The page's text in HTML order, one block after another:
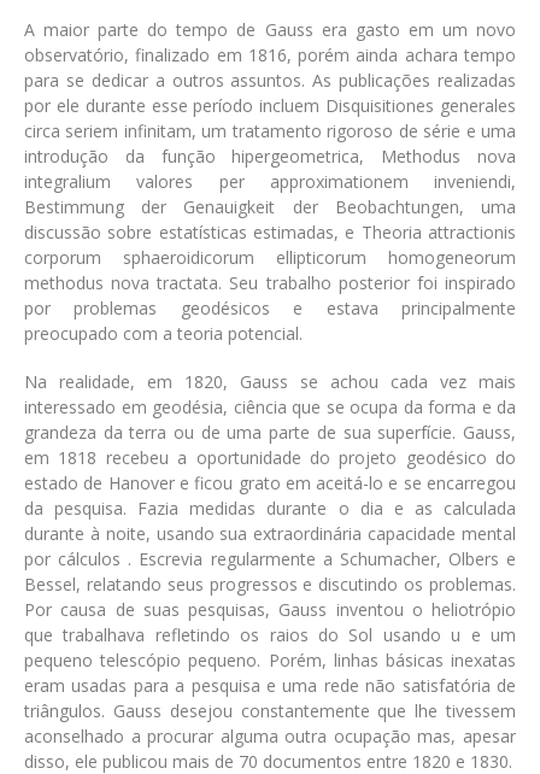
A maior parte do tempo de Gauss era gasto em um novo
observatório, finalizado em 1816, porém ainda achara tempo
para se dedicar a outros assuntos. As publicações realizadas
por ele durante esse período incluem Disquisitiones generales
circa seriem infinitam, um tratamento rigoroso de série e uma
introdução da função hipergeometrica, Methodus nova
integralium valores per approximationem inveniendi,
Bestimmung der Genauigkeit der Beobachtungen, uma
discussão sobre estatísticas estimadas, e Theoria attractionis
corporum sphaeroidicorum ellipticorum homogeneorum
methodus nova tractata. Seu trabalho posterior foi inspirado
por problemas geodésicos e estava principalmente
preocupado com a teoria potencial.
Na realidade, em 1820, Gauss se achou cada vez mais
interessado em geodésia, ciência que se ocupa da forma e da
grandeza da terra ou de uma parte de sua superfície. Gauss,
em 1818 recebeu a oportunidade do projeto geodésico do
estado de Hanover e ficou grato em aceitá-lo e se encarregou
da pesquisa. Fazia medidas durante o dia e as calculada
durante à noite, usando sua extraordinária capacidade mental
por cálculos . Escrevia regularmente a Schumacher, Olbers e
Bessel, relatando seus progressos e discutindo os problemas.
Por causa de suas pesquisas, Gauss inventou o heliotrópio
que trabalhava refletindo os raios do Sol usando u e um
pequeno telescópio pequeno. Porém, linhas básicas inexatas
eram usadas para a pesquisa e uma rede não satisfatória de
triângulos. Gauss desejou constantemente que lhe tivessem
aconselhado a procurar alguma outra ocupação mas, apesar
disso, ele publicou mais de 70 documentos entre 1820 e 1830.